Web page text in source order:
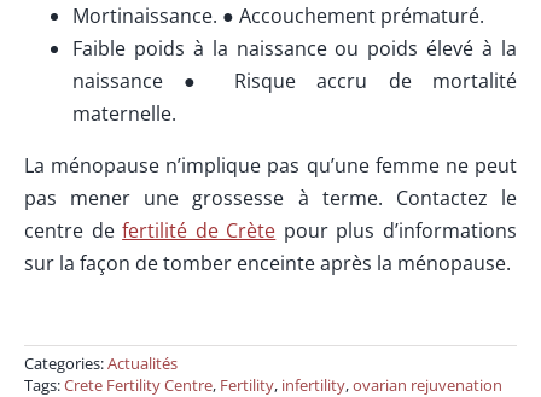
Mortinaissance. ● Accouchement prématuré.
Faible poids à la naissance ou poids élevé à la
naissance ● Risque accru de mortalité
maternelle.
La ménopause n’implique pas qu’une femme ne peut
pas mener une grossesse à terme. Contactez le
centre defertilité de Crète pour plus d’informations
sur la façon de tomber enceinte après la ménopause.
Categories:Actualités
Tags:Crete Fertility Centre, Fertility, infertility,ovarian rejuvenation